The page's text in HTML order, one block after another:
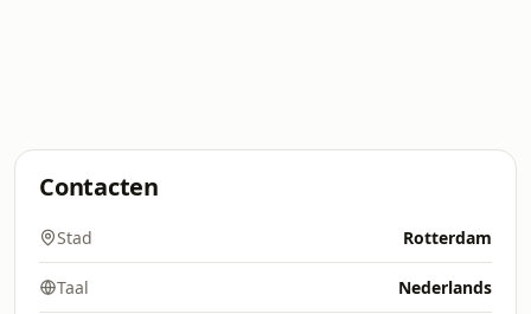
Contacten
Stad Rotterdam
Taal Nederlands